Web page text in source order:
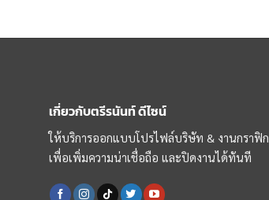
เกี่ยวกับตรีรนันท์ ดีไซน์
ให้บริการออกแบบโปรไฟล์บริษัท & งานกราฟิก
เพื่อเพิ่มความน่าเชื่อถือ และปิดงานได้ทันที